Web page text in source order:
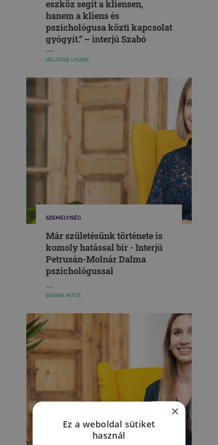
eszköz segít a kliensen,
hanem a kliens és
pszichológusa közti kapcsolat
gyógyít.” – interjú Szabó
Hanga pszichológussal
HELSTÁB LAURA
SZEMÉLYISÉG
Már születésünk története is
komoly hatással bír - Interjú
Petrusán-Molnár Dalma
pszichológussal
BARNA MÁTÉ
×
Ez a weboldal sütiket
használ